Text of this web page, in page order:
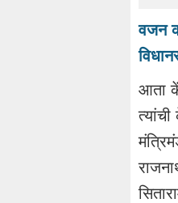
वजन
आता